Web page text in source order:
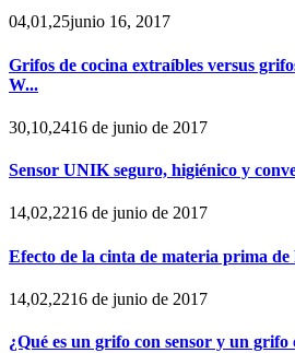
04,01,25junio 16, 2017
Grifos de cocina extraíbles versus
W...
30,10,2416 de junio de 2017
Sensor UNIK seguro, higiénico y
14,02,2216 de junio de 2017
Efecto de la cinta de materia prima
14,02,2216 de junio de 2017
¿Qué es un grifo con sensor y un grifo